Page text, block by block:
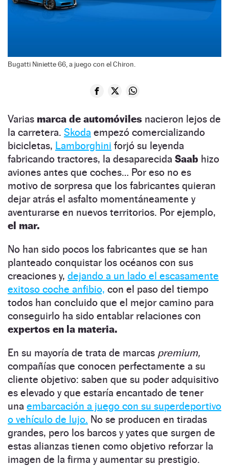
Bugatti Niniette 66, a juego con el Chiron.
Varias marca de automóviles nacieron lejos de
la carretera. Skoda empezó comercializando
bicicletas, Lamborghini forjó su leyenda
fabricando tractores, la desaparecida Saab hizo
aviones antes que coches… Por eso no es
motivo de sorpresa que los fabricantes quieran
dejar atrás el asfalto momentáneamente y
aventurarse en nuevos territorios. Por ejemplo,
el mar.
No han sido pocos los fabricantes que se han
planteado conquistar los océanos con sus
creaciones y, dejando a un lado el escasamente
exitoso coche anfibio, con el paso del tiempo
todos han concluido que el mejor camino para
conseguirlo ha sido entablar relaciones con
expertos en la materia.
En su mayoría de trata de marcas premium,
compañías que conocen perfectamente a su
cliente objetivo: saben que su poder adquisitivo
es elevado y que estaría encantado de tener
una embarcación a juego con su superdeportivo
o vehículo de lujo. No se producen en tiradas
grandes, pero los barcos y yates que surgen de
estas alianzas tienen como objetivo reforzar la
imagen de la firma y aumentar su prestigio.